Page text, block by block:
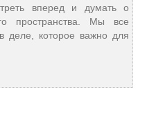
вперед и думать о
пространства. Мы все
деле, которое важно для